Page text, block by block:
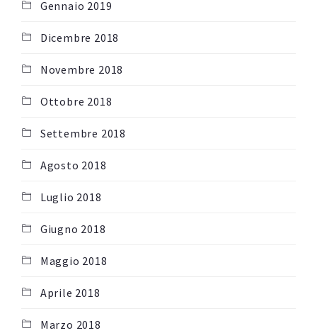
Gennaio 2019
Dicembre 2018
Novembre 2018
Ottobre 2018
Settembre 2018
Agosto 2018
Luglio 2018
Giugno 2018
Maggio 2018
Aprile 2018
Marzo 2018